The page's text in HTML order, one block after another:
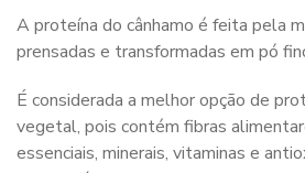
A proteína do cânhamo é feita pela
prensadas e transformadas em pó
É considerada a melhor opção de
vegetal, pois contém fibras
essenciais, minerais, vitaminas e